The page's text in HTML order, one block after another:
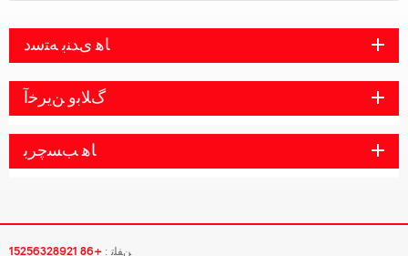
ﺎﻫ ﯼﺪﻨﺑ ﻪﺘﺳﺩ
ﮒﻼ ﺑﻭ ﻦﯾﺮﺧﺁ
ﺎﻫ ﺐﺴﭼﺮﺑ
ﻦﻔﻠﺗ : +86 15256328921